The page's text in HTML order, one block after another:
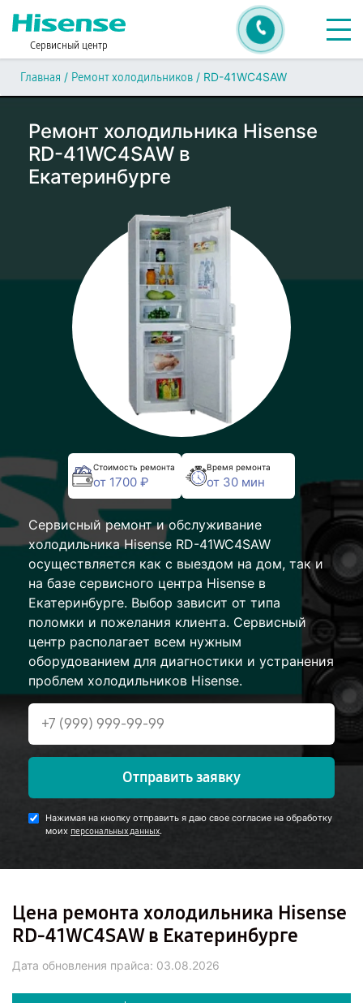
Сервисный центр
Главная / Ремонт холодильников / RD-41WC4SAW
Ремонт холодильника Hisense
RD-41WC4SAW в
Екатеринбурге
Стоимость ремонта
от 1700 ₽
Время ремонта
от 30 мин
Сервисный ремонт и обслуживание
холодильника Hisense RD-41WC4SAW
осуществляется как с выездом на дом, так и
на базе сервисного центра Hisense в
Екатеринбурге. Выбор зависит от типа
поломки и пожелания клиента. Сервисный
центр располагает всем нужным
оборудованием для диагностики и устранения
проблем холодильников Hisense.
Отправить заявку
Нажимая на кнопку отправить я даю свое согласие на обработку
моих персональных данных.
Цена ремонта холодильника Hisense
RD-41WC4SAW в Екатеринбурге
Дата обновления прайса: 03.08.2026